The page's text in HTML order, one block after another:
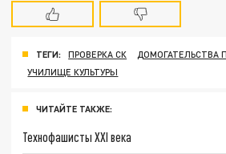
ТЕГИ: ПРОВЕРКА СК
ДОМОГАТЕЛЬСТВА
УЧИЛИЩЕ КУЛЬТУРЫ
ЧИТАЙТЕ ТАКЖЕ:
Технофашисты XXI века